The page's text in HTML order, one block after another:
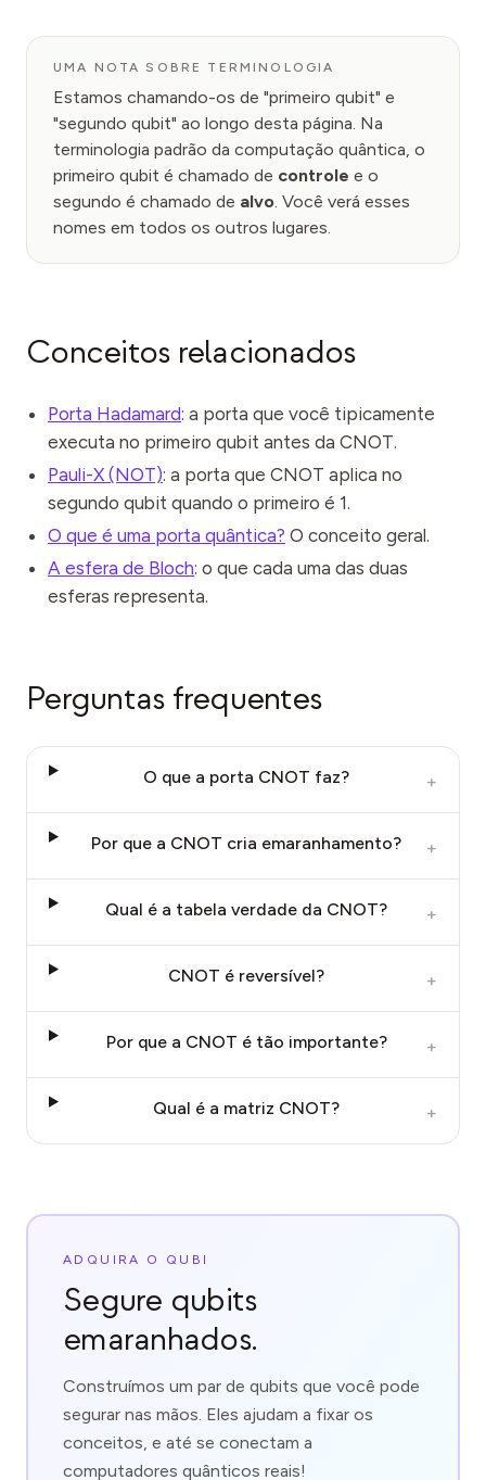
UMA NOTA SOBRE TERMINOLOGIA
Estamos chamando-os de "primeiro qubit" e
"segundo qubit" ao longo desta página. Na
terminologia padrão da computação quântica, o
primeiro qubit é chamado de controle e o
segundo é chamado de alvo. Você verá esses
nomes em todos os outros lugares.
Conceitos relacionados
Porta Hadamard: a porta que você tipicamente
executa no primeiro qubit antes da CNOT.
Pauli-X (NOT): a porta que CNOT aplica no
segundo qubit quando o primeiro é 1.
O que é uma porta quântica? O conceito geral.
A esfera de Bloch: o que cada uma das duas
esferas representa.
Perguntas frequentes
O que a porta CNOT faz? +
Por que a CNOT cria emaranhamento? +
Qual é a tabela verdade da CNOT? +
CNOT é reversível? +
Por que a CNOT é tão importante? +
Qual é a matriz CNOT? +
ADQUIRA O QUBI
Segure qubits
emaranhados.
Construímos um par de qubits que você pode
segurar nas mãos. Eles ajudam a fixar os
conceitos, e até se conectam a
computadores quânticos reais!